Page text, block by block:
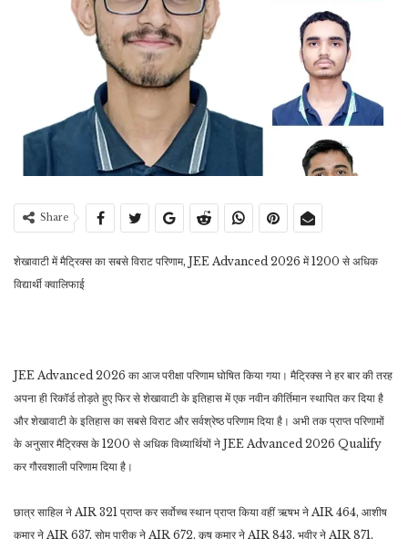
Share
शेखावाटी में मैट्रिक्स का सबसे विराट परिणाम, JEE Advanced 2026 में 1200 से अधिक
विद्यार्थी क्वालिफाई
JEE Advanced 2026 का आज परीक्षा परिणाम घोषित किया गया। मैट्रिक्स ने हर बार की तरह
अपना ही रिकॉर्ड तोड़ते हुए फिर से शेखावाटी के इतिहास में एक नवीन कीर्तिमान स्थापित कर दिया है
और शेखावाटी के इतिहास का सबसे विराट और सर्वश्रेष्ठ परिणाम दिया है। अभी तक प्राप्त परिणामों
के अनुसार मैट्रिक्स के 1200 से अधिक विध्यार्थियों ने JEE Advanced 2026 Qualify
कर गौरवशाली परिणाम दिया है।
छात्र साहिल ने AIR 321 प्राप्त कर सर्वोच्च स्थान प्राप्त किया वहीं ऋषभ ने AIR 464, आशीष
कुमार ने AIR 637, सोम पारीक ने AIR 672, कृष कुमार ने AIR 843, भुवीर ने AIR 871,